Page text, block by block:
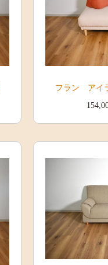
フラン アイ